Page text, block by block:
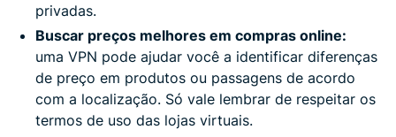
privadas.
Buscar preços melhores em compras online:
uma VPN pode ajudar você a identificar diferenças
de preço em produtos ou passagens de acordo
com a localização. Só vale lembrar de respeitar os
termos de uso das lojas virtuais.